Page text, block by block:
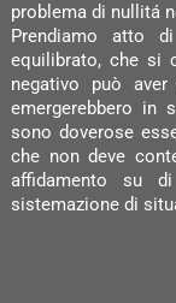
problema di nullitá
Prendiamo atto
equilibrato, che si
negativo può
emergerebbero in
sono doverose
che non deve
affidamento su
sistemazione di